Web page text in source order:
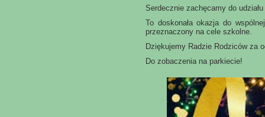
Serdecznie zachęcamy do
To doskonała okazja do
przeznaczony na cele szkolne.
Dziękujemy Radzie Rodziców za
Do zobaczenia na parkiecie!